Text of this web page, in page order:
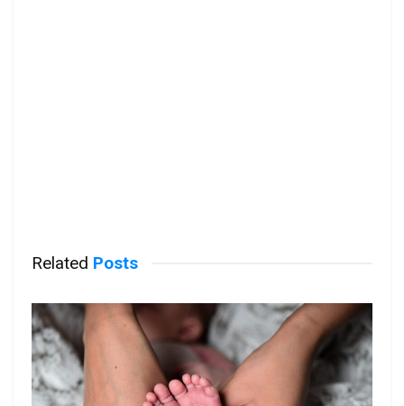
Related Posts